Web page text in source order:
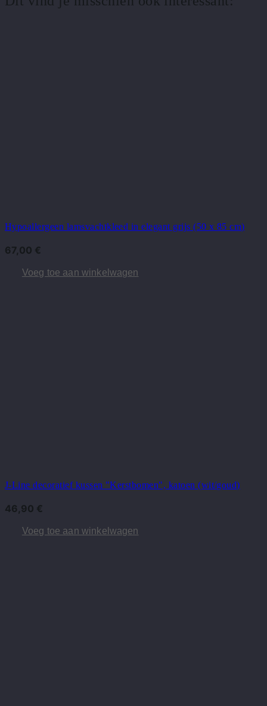
Hypoallergeen lamsvachtkleed in elegant grijs (50 x 85 cm)
67,00 €
Voeg toe aan winkelwagen
J-Line decoratief kussen "Kerstbomen", katoen (wit/goud)
46,90 €
Voeg toe aan winkelwagen